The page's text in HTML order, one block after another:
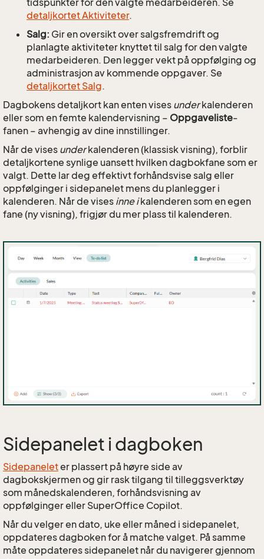
tidspunkter for den valgte medarbeideren. Se
detaljkortet Aktiviteter.
Salg: Gir en oversikt over salgsfremdrift og
planlagte aktiviteter knyttet til salg for den valgte
medarbeideren. Den legger vekt på oppfølging og
administrasjon av kommende oppgaver. Se
detaljkortet Salg.
Dagbokens detaljkort kan enten vises underkalenderen
eller som en femte kalendervisning – Oppgaveliste-
fanen – avhengig av dine innstillinger.
Når de vises underkalenderen (klassisk visning), forblir
detaljkortene synlige uansett hvilken dagbokfane som er
valgt. Dette lar deg effektivt forhåndsvise salg eller
oppfølginger i sidepanelet mens du planlegger i
kalenderen. Når de vises inne ikalenderen som en egen
fane (ny visning), frigjør du mer plass til kalenderen.
Sidepanelet i dagboken
Sidepaneleter plassert på høyre side av
dagbokskjermen og gir rask tilgang til tilleggsverktøy
som månedskalenderen, forhåndsvisning av
oppfølginger eller SuperOffice Copilot.
Når du velger en dato, uke eller måned i sidepanelet,
oppdateres dagboken for å matche valget. På samme
måte oppdateres sidepanelet når du navigerer gjennom